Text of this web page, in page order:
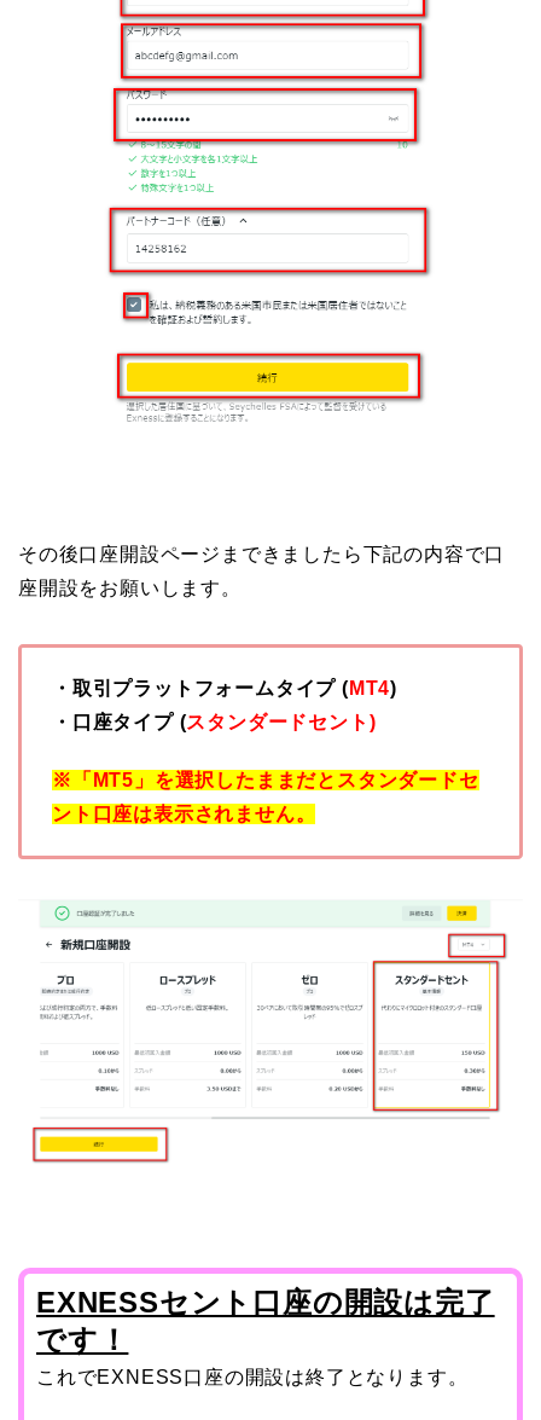
その後口座開設ページまできましたら下記の内容で口
座開設をお願いします。
・取引プラットフォームタイプ ( MT4)
・口座タイプ (スタンダードセント)
※「MT5」を選択したままだとスタンダードセ
ント口座は表示されません。
EXNESSセント口座の開設は完了
です！
これでEXNESS口座の開設は終了となります。